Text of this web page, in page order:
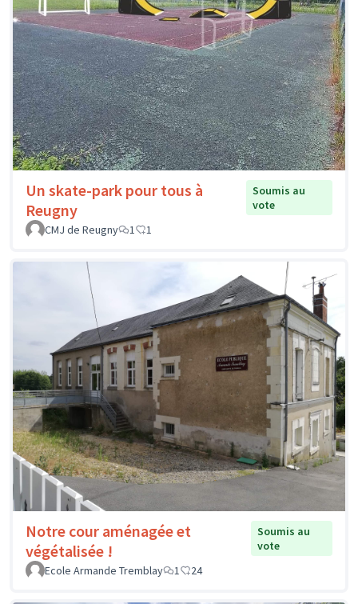
Un skate-park pour tous à
Reugny
Soumis au
vote
CMJ de Reugny
1 1
Notre cour aménagée et
végétalisée !
Soumis au
vote
Ecole Armande Tremblay
1 24